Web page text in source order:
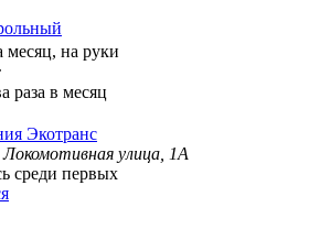
месяц, на руки
раза в месяц
Экотранс
Локомотивная улица, 1А
среди первых